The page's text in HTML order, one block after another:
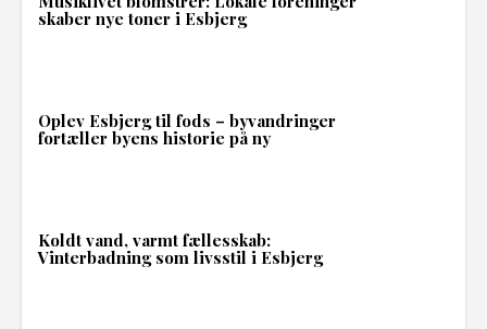
skaber nye toner i Esbjerg
Oplev Esbjerg til fods – byvandringer
fortæller byens historie på ny
Koldt vand, varmt fællesskab:
Vinterbadning som livsstil i Esbjerg